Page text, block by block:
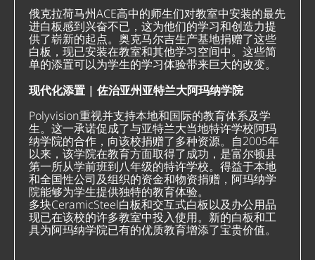
俄克拉荷马州ACE高中的师生们对教室中安装的最先
进白板感到兴奋不已，这为他们的学习和创造力提
供了崭新的起点。奥克马尔吉生产基地捐赠了这些
白板，现已安装在教室和其他学习空间中。这些简
单的添置可以为学生的学习体验带来巨大的改变。
现代化添置 | 佐治亚州亚特兰大阿玛纳学院
Polyvision重视并支持本地和国际的教育体系及学
生。这一承诺促成了与亚特兰大当地特许学校阿玛
纳学院的合作，向该校捐赠了多种资源。自2005年
以来，该学院在教育方面取得了成功，是富尔顿县
第一所从学前班到八年级的特许学校。得益于本地
和全国性公司及组织的资金和物资捐赠，阿玛纳学
院能够为学生提供独特的教育体验。
多块CeramicSteel白板和交互式白板以及办公用品
现已在该校的许多教室中投入使用。新的白板和工
具为阿玛纳学院已有的优质教育增添了宝贵价值。